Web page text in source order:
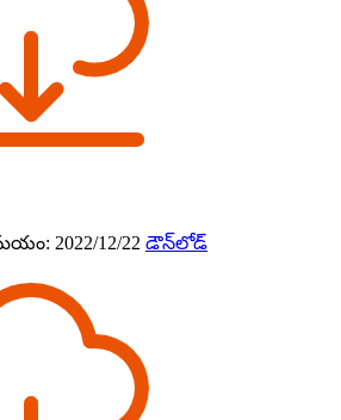
2022/12/22 డౌన్‌లోడ్